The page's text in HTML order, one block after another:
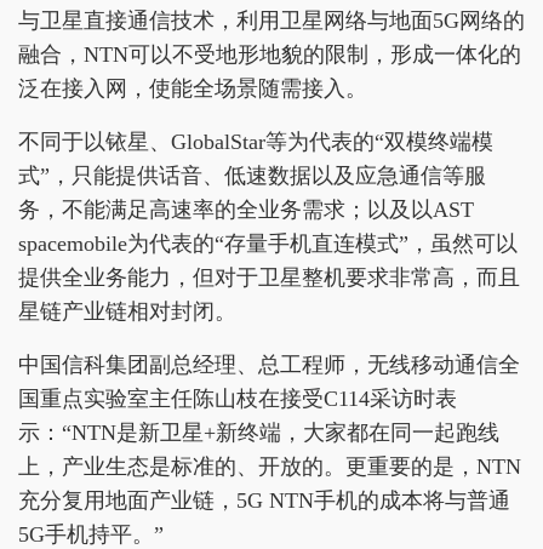
与卫星直接通信技术，利用卫星网络与地面5G网络的
融合，NTN可以不受地形地貌的限制，形成一体化的
泛在接入网，使能全场景随需接入。
不同于以铱星、GlobalStar等为代表的“双模终端模
式”，只能提供话音、低速数据以及应急通信等服
务，不能满足高速率的全业务需求；以及以AST
spacemobile为代表的“存量手机直连模式”，虽然可以
提供全业务能力，但对于卫星整机要求非常高，而且
星链产业链相对封闭。
中国信科集团副总经理、总工程师，无线移动通信全
国重点实验室主任陈山枝在接受C114采访时表
示：“NTN是新卫星+新终端，大家都在同一起跑线
上，产业生态是标准的、开放的。更重要的是，NTN
充分复用地面产业链，5G NTN手机的成本将与普通
5G手机持平。”